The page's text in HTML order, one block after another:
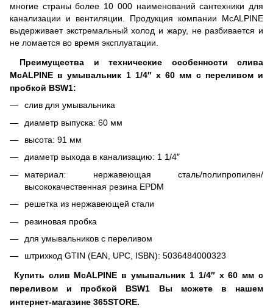
многие страны более 10 000 наименований сантехники для
канализации и вентиляции. Продукция компании McALPINE
выдерживает экстремальный холод и жару, не разбивается и
не ломается во время эксплуатации.
Преимущества и технические особенности слива
McALPINE в умывальник 1 1/4″ x 60 мм с переливом и
пробкой BSW1:
слив для умывальника
диаметр выпуска: 60 мм
высота: 91 мм
диаметр выхода в канализацию: 1 1/4″
материал: нержавеющая сталь/полипропилен/
высококачественная резина EPDM
решетка из нержавеющей стали
резиновая пробка
для умывальников с переливом
штрихкод GTIN (EAN, UPC, ISBN): 5036484000323
Купить слив McALPINE в умывальник 1 1/4″ x 60 мм с
переливом и пробкой BSW1 Вы можете в нашем
интернет-магазине 365STORE.